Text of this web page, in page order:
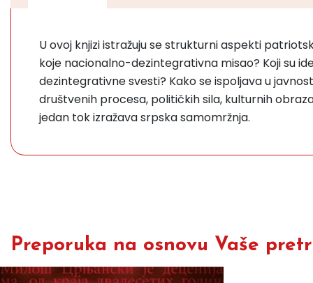
U ovoj knjizi istražuju se strukturni aspekti
koje nacionalno-dezintegrativna misao? Koji su
dezintegrativne svesti? Kako se ispoljava u
društvenih procesa, političkih sila, kulturnih
jedan tok izražava srpska samomržnja.
Preporuka na osnovu Vaše